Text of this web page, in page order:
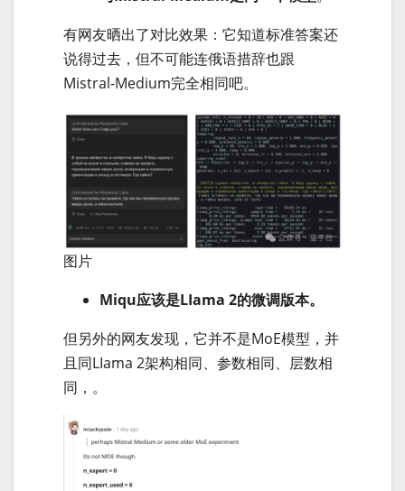
有网友晒出了对比效果：它知道标准答案还
说得过去，但不可能连俄语措辞也跟
Mistral-Medium完全相同吧。
图片
Miqu应该是LIama 2的微调版本。
但另外的网友发现，它并不是MoE模型，并
且同LIama 2架构相同、参数相同、层数相
同，。